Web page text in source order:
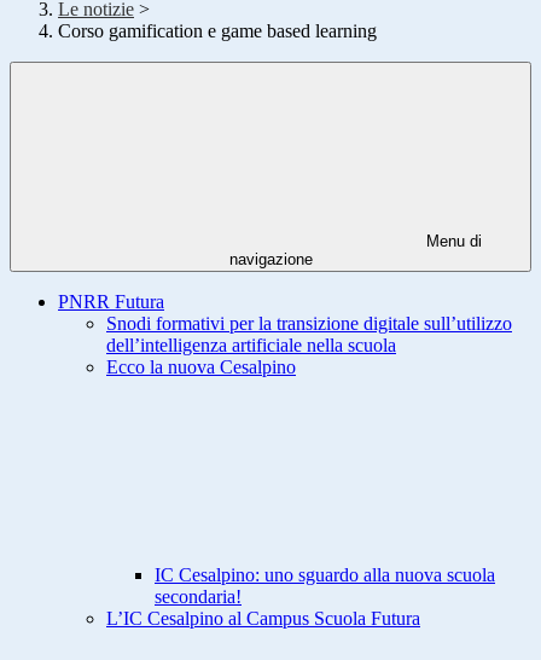
Le notizie >
Corso gamification e game based learning
Menu di
navigazione
PNRR Futura
Snodi formativi per la transizione digitale sull’utilizzo
dell’intelligenza artificiale nella scuola
Ecco la nuova Cesalpino
IC Cesalpino: uno sguardo alla nuova scuola
secondaria!
L’IC Cesalpino al Campus Scuola Futura